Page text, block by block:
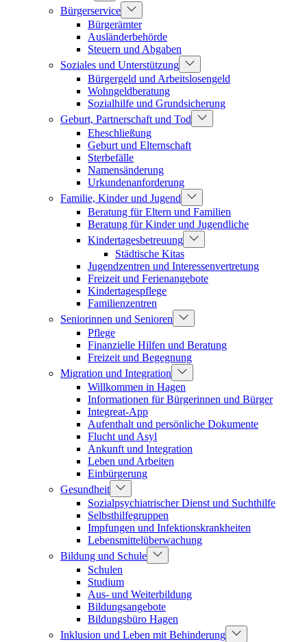
Bürgerservice
Bürgerämter
Ausländerbehörde
Steuern und Abgaben
Soziales und Unterstützung
Bürgergeld und Arbeitslosengeld
Wohngeldberatung
Sozialhilfe und Grundsicherung
Geburt, Partnerschaft und Tod
Eheschließung
Geburt und Elternschaft
Sterbefälle
Namensänderung
Urkundenanforderung
Familie, Kinder und Jugend
Beratung für Eltern und Familien
Beratung für Kinder und Jugendliche
Kindertagesbetreuung
Städtische Kitas
Jugendzentren und Interessenvertretung
Freizeit und Ferienangebote
Kindertagespflege
Familienzentren
Seniorinnen und Senioren
Pflege
Finanzielle Hilfen und Beratung
Freizeit und Begegnung
Migration und Integration
Willkommen in Hagen
Informationen für Bürgerinnen und Bürger
Integreat-App
Aufenthalt und persönliche Dokumente
Flucht und Asyl
Ankunft und Integration
Leben und Arbeiten
Einbürgerung
Gesundheit
Sozialpsychiatrischer Dienst und Suchthilfe
Selbsthilfegruppen
Impfungen und Infektionskrankheiten
Lebensmittelüberwachung
Bildung und Schule
Schulen
Studium
Aus- und Weiterbildung
Bildungsangebote
Bildungsbüro Hagen
Inklusion und Leben mit Behinderung